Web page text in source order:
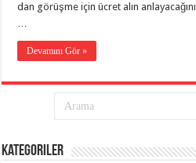
dan görüşme için ücret alın
…
Devamını Gör »
Kategoriler